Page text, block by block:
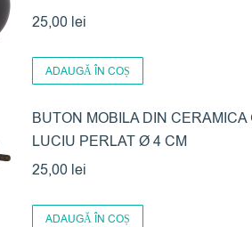
25,00 lei
ADAUGĂ ÎN COȘ
BUTON MOBILA DIN CERAMICA
LUCIU PERLAT Ø 4 CM
25,00 lei
ADAUGĂ ÎN COȘ